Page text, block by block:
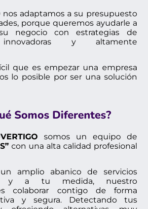
nos adaptamos a su presupuesto
porque queremos ayudarle a
negocio con estrategias de
innovadoras y altamente
que es empezar una empresa
lo posible por ser una solución
Somos Diferentes?
somos un equipo de
con una alta calidad profesional
un amplio abanico de servicios
y a tu medida, nuestro
colaborar contigo de forma
y segura. Detectando tus